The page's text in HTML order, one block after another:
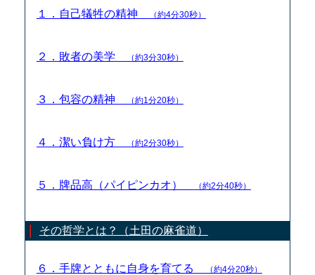
１．自己犠牲の精神 （約4分30秒）
２．敗者の美学 （約3分30秒）
３．包容の精神 （約1分20秒）
４．潔い負け方 （約2分30秒）
５．牌品高（パイピンカオ） （約2分40秒）
その哲学とは？（土田の麻雀道）
６．手牌とともに自身を育てる （約4分20秒）